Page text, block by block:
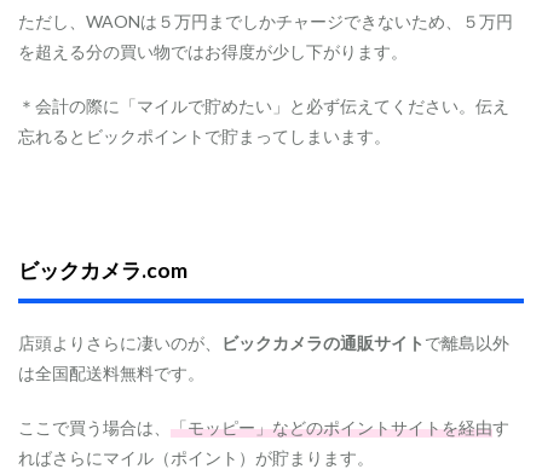
た
人
ただし、WAONは５万円までしかチャージできないため、５万円
を超える分の買い物ではお得度が少し下がります。
＊会計の際に「マイルで貯めたい」と必ず伝えてください。伝え
忘れるとビックポイントで貯まってしまいます。
ビックカメラ.com
店頭よりさらに凄いのが、 ビックカメラの通販サイト で離島以外
は全国配送料無料です。
ここで買う場合は、 「モッピー」などのポイントサイトを経由す
ればさらにマイル（ポイント）が貯まります。